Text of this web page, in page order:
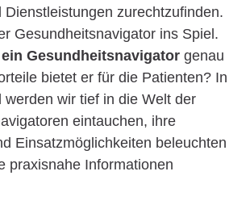
Dienstleistungen zurechtzufinden.
Gesundheitsnavigator ins Spiel.
Gesundheitsnavigatorgenau
bietet er für die Patienten? In
werden wir tief in die Welt der
eintauchen, ihre
Einsatzmöglichkeiten beleuchten
praxisnahe Informationen